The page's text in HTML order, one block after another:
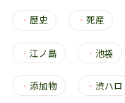
・ 歴史 ・死産
・ 江ノ島 ・池袋
・ 添加物 ・渋ハロ